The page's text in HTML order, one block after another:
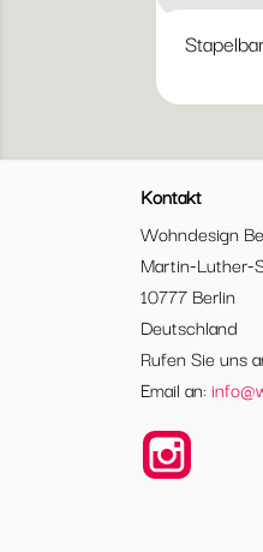
Red
Kontakt
Wohndesign
Martin-Luther-
10777 Berlin
Deutschland
Rufen Sie uns
Email an: